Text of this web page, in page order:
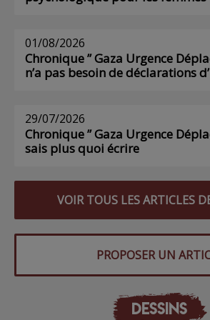
01/08/2026
Chronique ” Gaza Urgence
n’a pas besoin de déclarations
29/07/2026
Chronique ” Gaza Urgence
sais plus quoi écrire
VOIR TOUS LES ARTICLES
PROPOSER UN
DESSINS